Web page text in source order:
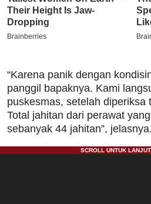
“Karena panik dengan
panggil bapaknya. Kami
puskesmas, setelah diperiksa
Total jahitan dari perawat
sebanyak 44 jahitan”, jelasnya.